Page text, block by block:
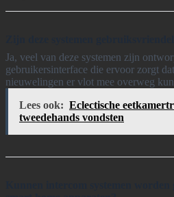
Ja, veel van deze systemen zijn
gebruikersinterface die ervoor zorgt
nieuwelingen er vlot mee overweg
Lees ook: Eclectische
tweedehands vondsten